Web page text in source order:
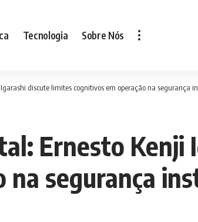
Tecnologia Sobre Nós
discute limites cognitivos em operação na segurança
Ernesto
na segurança